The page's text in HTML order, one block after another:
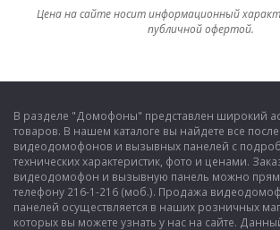
Цена на сайте носит информационный
публичной офертой.
В разделе "Домофоны" представлен широкий
товаров. В нашем каталоге вы найдете все
видеодомофонов и вызывных панелей с
технических характеристик, фото и ценами.
видеодомофон и вызывную панель можно
телефону 216-1-216 (моб.). Продажа
панелей осуществляется в наших розничных
которых вы можете узнать у нас на сайте.